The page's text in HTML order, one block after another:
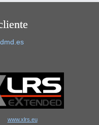
www.xlrs.eu